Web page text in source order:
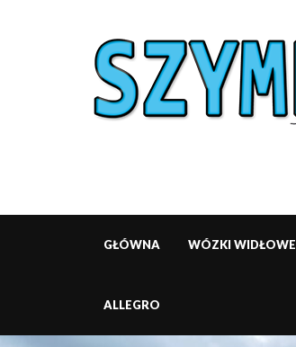
GŁÓWNA WÓZKI WIDŁOWE
ALLEGRO